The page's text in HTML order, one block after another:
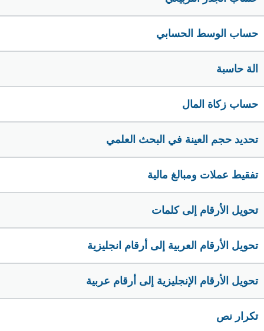
حساب الوسط الحسابي
الة حاسبة
حساب زكاة المال
تحديد حجم العينة في البحث العلمي
تفقيط عملات ومبالغ مالية
تحويل الأرقام إلى كلمات
تحويل الأرقام العربية إلى أرقام انجليزية
تحويل الأرقام الإنجليزية إلى أرقام عربية
تكرار نص